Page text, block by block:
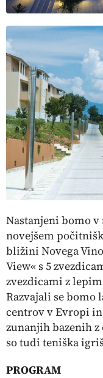
Nastanjeni bomo v
novejšem
bližini Novega
View« s 5
zvezdicami z
Razvajali se bomo
centrov v Evropi
zunanjih bazenih z
so tudi teniška
PROGRAM